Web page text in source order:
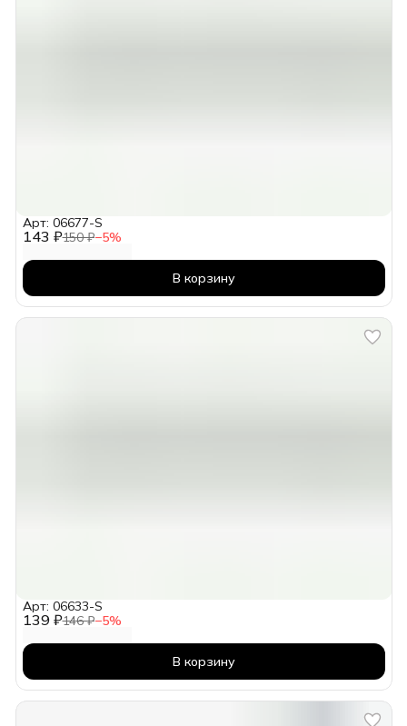
143 ₽150 ₽−5%
Арт: 06677-S
В корзину
139 ₽146 ₽−5%
Арт: 06633-S
В корзину